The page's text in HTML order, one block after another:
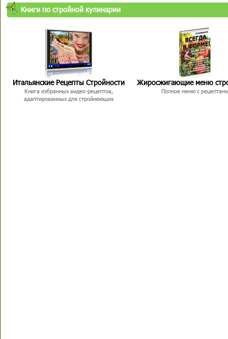
Книги по стройной кулинарии
Итальянские Рецепты Стройности
Книга избранных видео-рецептов,
адаптированных для стройнеющих
Жиросжигающие меню
Полное меню с рецептами